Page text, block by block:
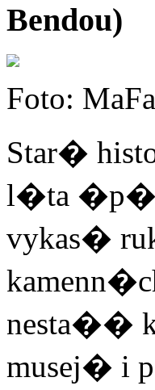
Bendou)
Foto:
Star�
l�ta �p�,
vykas�
nesta��
musej� i